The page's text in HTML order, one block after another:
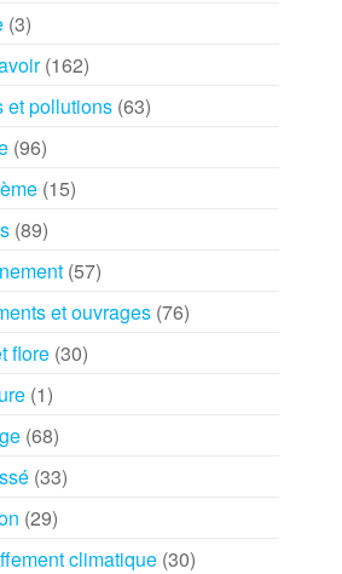
(3)
(162)
et pollutions(63)
(96)
(15)
(89)
(57)
et ouvrages(76)
flore(30)
(1)
(68)
(33)
(29)
climatique(30)